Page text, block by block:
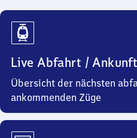
Reiseinfos
Live Abfahrt / Ankunft
Übersicht der nächsten
ankommenden Züge